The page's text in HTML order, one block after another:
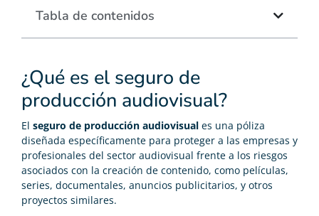
¿Qué es el seguro de
producción audiovisual?
El seguro de producción audiovisual es una póliza
diseñada específicamente para proteger a las empresas y
profesionales del sector audiovisual frente a los riesgos
asociados con la creación de contenido, como películas,
series, documentales, anuncios publicitarios, y otros
proyectos similares.
Tabla de contenidos